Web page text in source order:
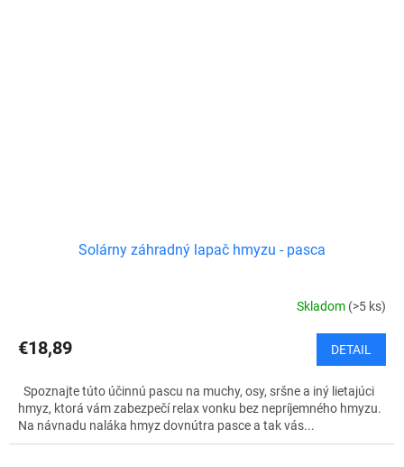
Solárny záhradný lapač hmyzu - pasca
Skladom (>5 ks)
€18,89 DETAIL
Spoznajte túto účinnú pascu na muchy, osy, sršne a iný lietajúci
hmyz, ktorá vám zabezpečí relax vonku bez nepríjemného hmyzu.
Na návnadu naláka hmyz dovnútra pasce a tak vás...